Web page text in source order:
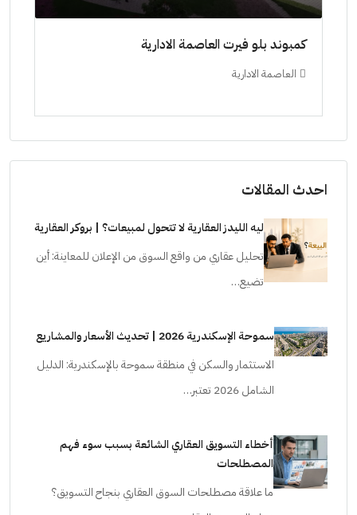
كمبوند بلو فيرت العاصمة الادارية
العاصمة الادارية
احدث المقالات
ليه الليدز العقارية لا تتحول لمبيعات؟ | بروكر العقارية
تحليل عقاري من واقع السوق من الإعلان للمعاينة: أين
تضيع…
سموحة الإسكندرية 2026 | تحديث الأسعار والمشاريع
الاستثمار والسكن في منطقة سموحة بالإسكندرية: الدليل
الشامل 2026 تعتبر…
أخطاء التسويق العقاري الشائعة بسبب سوء فهم
المصطلحات
ما علاقة مصطلحات السوق العقاري بنجاح التسويق؟